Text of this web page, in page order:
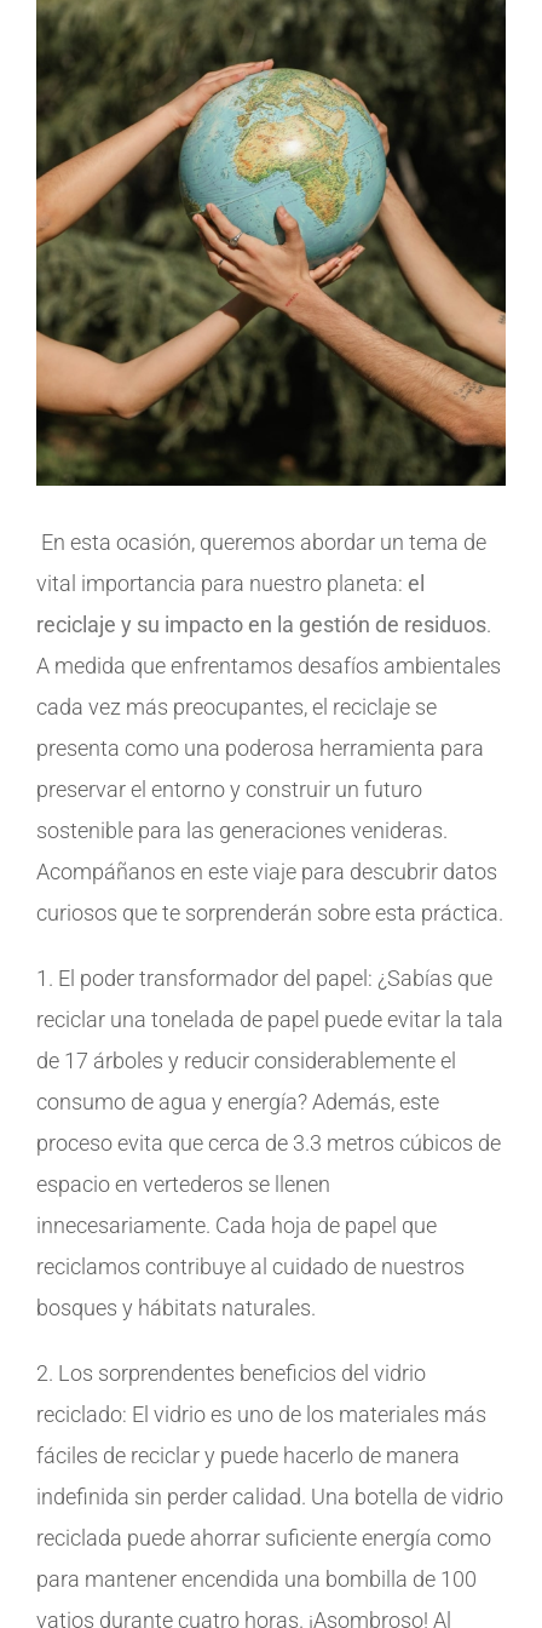
En esta ocasión, queremos abordar un tema de
vital importancia para nuestro planeta: el
reciclaje y su impacto en la gestión de residuos.
A medida que enfrentamos desafíos ambientales
cada vez más preocupantes, el reciclaje se
presenta como una poderosa herramienta para
preservar el entorno y construir un futuro
sostenible para las generaciones venideras.
Acompáñanos en este viaje para descubrir datos
curiosos que te sorprenderán sobre esta práctica.
1. El poder transformador del papel: ¿Sabías que
reciclar una tonelada de papel puede evitar la tala
de 17 árboles y reducir considerablemente el
consumo de agua y energía? Además, este
proceso evita que cerca de 3.3 metros cúbicos de
espacio en vertederos se llenen
innecesariamente. Cada hoja de papel que
reciclamos contribuye al cuidado de nuestros
bosques y hábitats naturales.
2. Los sorprendentes beneficios del vidrio
reciclado: El vidrio es uno de los materiales más
fáciles de reciclar y puede hacerlo de manera
indefinida sin perder calidad. Una botella de vidrio
reciclada puede ahorrar suficiente energía como
para mantener encendida una bombilla de 100
vatios durante cuatro horas. ¡Asombroso! Al